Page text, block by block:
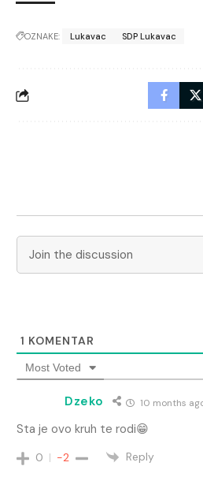
OZNAKE: Lukavac SDP Lukavac
1 KOMENTAR
Most Voted
Dzeko 10 months
Sta je ovo kruh te rodi😁
0 -2 Reply